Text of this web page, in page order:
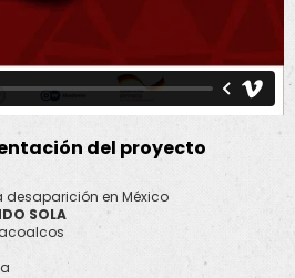
del proyecto
en México
SOLA